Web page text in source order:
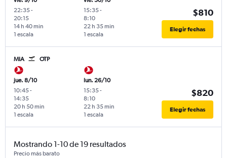
22:35-
20:15
1 escala
14 h 40 min
15:35-
8:10
1 escala
22 h 35 min
$810
Elegir fechas
MIA OTP
jue. 8/10
10:45-
14:35
1 escala
20 h 50 min
lun. 26/10
15:35-
8:10
1 escala
22 h 35 min
$820
Elegir fechas
Mostrando 1-10 de 19 resultados
Precio más barato